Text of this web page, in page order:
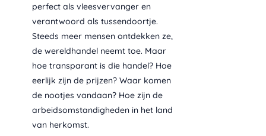
perfect als vleesvervanger en
verantwoord als tussendoortje.
Steeds meer mensen ontdekken ze,
de wereldhandel neemt toe. Maar
hoe transparant is die handel? Hoe
eerlijk zijn de prijzen? Waar komen
de nootjes vandaan? Hoe zijn de
arbeidsomstandigheden in het land
van herkomst.